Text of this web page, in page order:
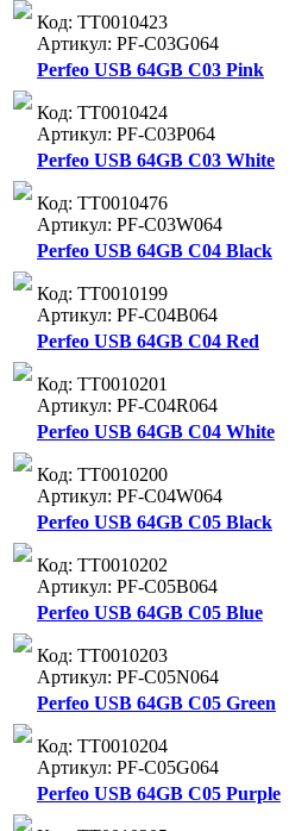
Код: ТТ0010423
Артикул: PF-C03G064
Perfeo USB 64GB C03 Pink
Код: ТТ0010424
Артикул: PF-C03P064
Perfeo USB 64GB C03 White
Код: ТТ0010476
Артикул: PF-C03W064
Perfeo USB 64GB C04 Black
Код: ТТ0010199
Артикул: PF-C04B064
Perfeo USB 64GB C04 Red
Код: ТТ0010201
Артикул: PF-C04R064
Perfeo USB 64GB C04 White
Код: ТТ0010200
Артикул: PF-C04W064
Perfeo USB 64GB C05 Black
Код: ТТ0010202
Артикул: PF-C05B064
Perfeo USB 64GB C05 Blue
Код: ТТ0010203
Артикул: PF-C05N064
Perfeo USB 64GB C05 Green
Код: ТТ0010204
Артикул: PF-C05G064
Perfeo USB 64GB C05 Purple